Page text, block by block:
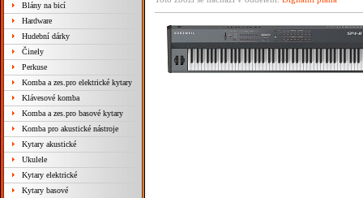
Blány na bicí
Hardware
Hudební dárky
Činely
Perkuse
Komba a zes.pro elektrické kytary
Klávesové komba
Komba a zes.pro basové kytary
Komba pro akustické nástroje
Kytary akustické
Ukulele
Kytary elektrické
Kytary basové